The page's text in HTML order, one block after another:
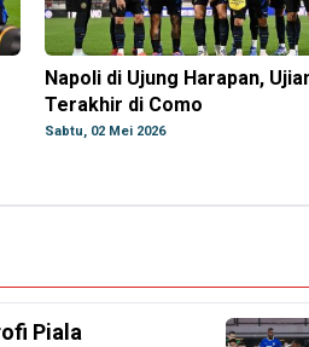
Napoli di Ujung Harapan,
Terakhir di Como
Sabtu, 02 Mei 2026
Piala